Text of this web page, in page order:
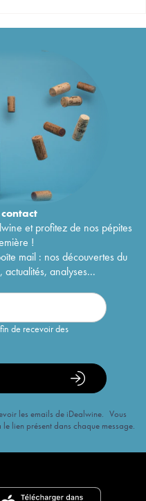
contact
et profitez de nos pépites
!
mail : nos découvertes du
actualités, analyses...
de recevoir des
les emails de iDealwine. Vous
lien présent dans chaque message.